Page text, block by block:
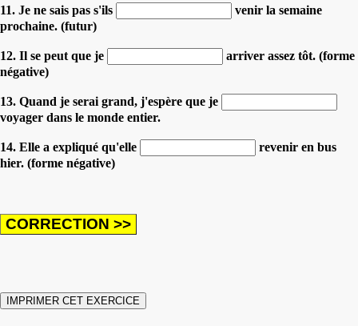
11. Je ne sais pas s'ils
venir la semaine
prochaine. (futur)
12. Il se peut que je
arriver assez tôt. (forme
négative)
13. Quand je serai grand, j'espère que je
voyager dans le monde entier.
14. Elle a expliqué qu'elle
revenir en bus
hier. (forme négative)